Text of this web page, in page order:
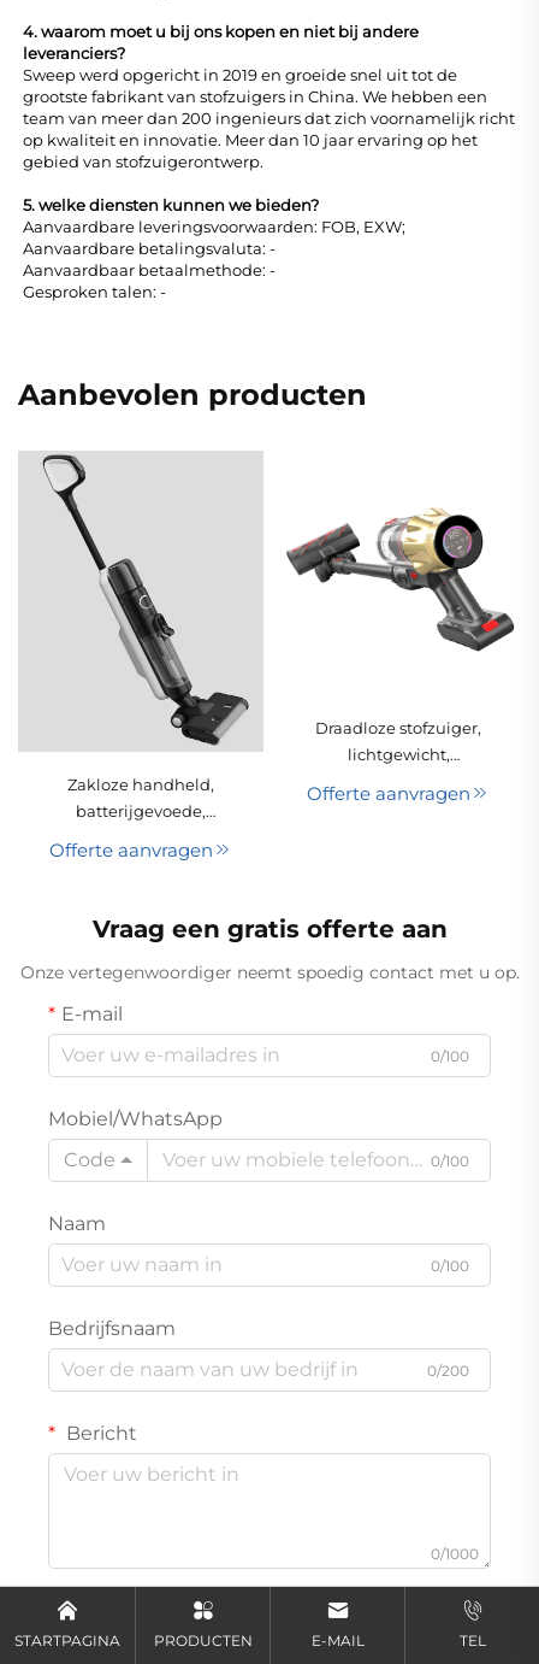
4. waarom moet u bij ons kopen en niet bij andere
leveranciers?
Sweep werd opgericht in 2019 en groeide snel uit tot de
grootste fabrikant van stofzuigers in China. We hebben een
team van meer dan 200 ingenieurs dat zich voornamelijk richt
op kwaliteit en innovatie. Meer dan 10 jaar ervaring op het
gebied van stofzuigerontwerp.
5. welke diensten kunnen we bieden?
Aanvaardbare leveringsvoorwaarden: FOB, EXW;
Aanvaardbare betalingsvaluta: -
Aanvaardbaar betaalmethode: -
Gesproken talen: -
Aanbevolen producten
Zakloze handheld,
batterijgevoede,
droogstofzuiger met
huishoudelijk en
hotelgebruik
Offerte aanvragen
Draadloze stofzuiger,
lichtgewicht,
droog, draagbaar,
huishoudens en hotels
Offerte aanvragen
Vraag een gratis offerte aan
Onze vertegenwoordiger neemt spoedig contact met u op.
E-mail
0/100
Mobiel/WhatsApp
Code
0/100
Naam
0/100
Bedrijfsnaam
0/200
Bericht
0/1000
STARTPAGINA PRODUCTEN E-MAIL TEL